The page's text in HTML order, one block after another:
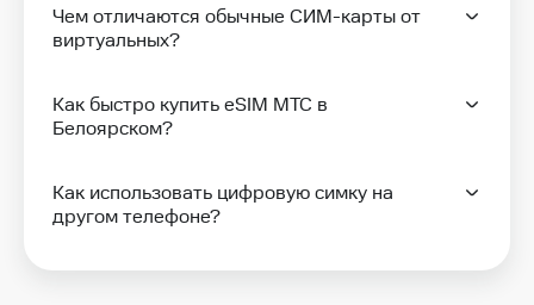
Чем отличаются обычные СИМ-карты от
виртуальных?
Как быстро купить eSIM МТС в
Белоярском?
Как использовать цифровую симку на
другом телефоне?